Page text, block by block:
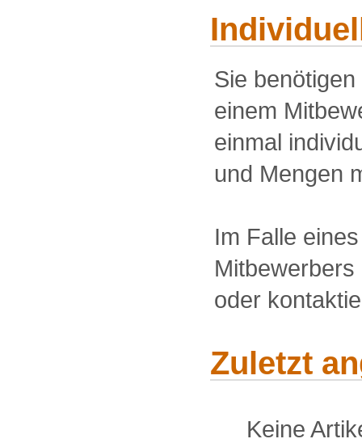
Sie
einem
einmal
und Mengen
Im Falle
oder
Zuletzt
Keine